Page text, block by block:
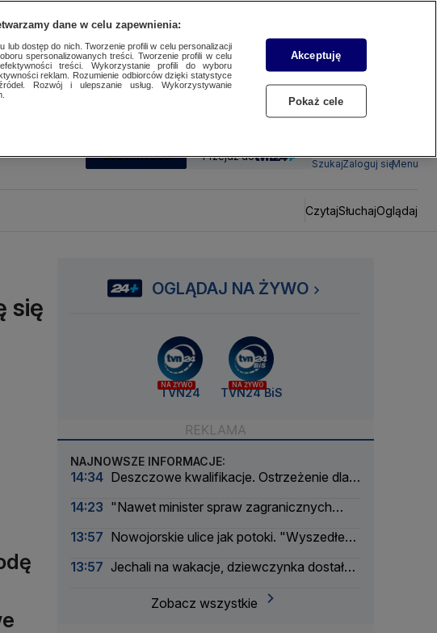
SUBSKRYBUJ Przejdź do
SzukajZaloguj sięMenu
CzytajSłuchajOglądaj
się
OGLĄDAJ NA ŻYWO
NA ŻYWO
TVN24
NA ŻYWO
TVN24 BiS
NAJNOWSZE INFORMACJE:
14:34 Deszczowe kwalifikacje. Ostrzeżenie dla
14:23 "Nawet minister spraw zagranicznych
13:57 Nowojorskie ulice jak potoki. "Wyszedłem
13:57 Jechali na wakacje, dziewczynka dostała
Zobacz wszystkie
dane w celu zapewnienia:
lub dostęp do nich. Tworzenie profili w celu personalizacji
spersonalizowanych treści. Tworzenie profili w celu
treści. Wykorzystanie profili do wyboru
reklam. Rozumienie odbiorców dzięki statystyce
Rozwój i ulepszanie usług. Wykorzystywanie
Akceptuję
Pokaż cele